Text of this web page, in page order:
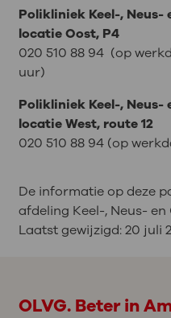
Polikliniek Keel-, Neus-
locatie Oost, P4
020 510 88 94 (op
uur)
Polikliniek Keel-, Neus-
locatie West, route 12
020 510 88 94 (op
De informatie op deze
afdeling Keel-, Neus-
Laatst gewijzigd:20 juli
OLVG. Beter in